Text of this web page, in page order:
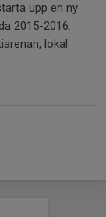
upp en ny
2015-2016.
lokal